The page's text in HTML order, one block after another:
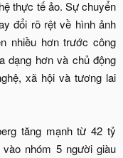
thực tế ảo. Sự chuyển
đổi rõ rệt về hình ảnh
nhiều hơn trước công
dạng hơn và chủ động
xã hội và tương lai
tăng mạnh từ 42 tỷ
nhóm 5 người giàu